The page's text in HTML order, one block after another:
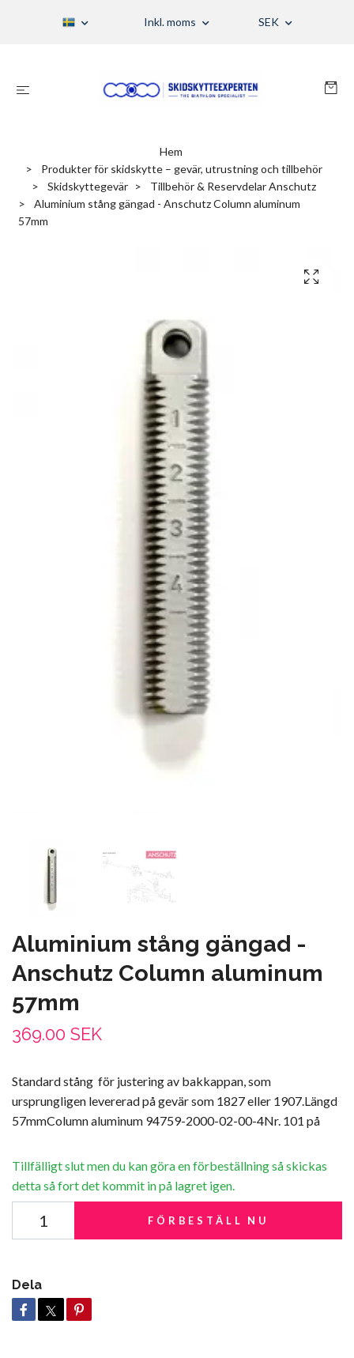
Inkl. moms SEK
Hem
Produkter för skidskytte – gevär, utrustning och tillbehör
Skidskyttegevär
Tillbehör & Reservdelar Anschutz
Aluminium stång gängad - Anschutz Column aluminum
57mm
Aluminium stång gängad -
Anschutz Column aluminum
57mm
369.00 SEK
Standard stång för justering av bakkappan, som
ursprungligen levererad på gevär som 1827 eller 1907.Längd
57mmColumn aluminum 94759-2000-02-00-4Nr. 101 på
Tillfälligt slut men du kan göra en förbeställning så skickas
detta så fort det kommit in på lagret igen.
FÖRBESTÄLL NU
Dela